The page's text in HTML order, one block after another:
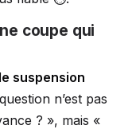
coupe qui
suspension
n’est pas
? », mais «